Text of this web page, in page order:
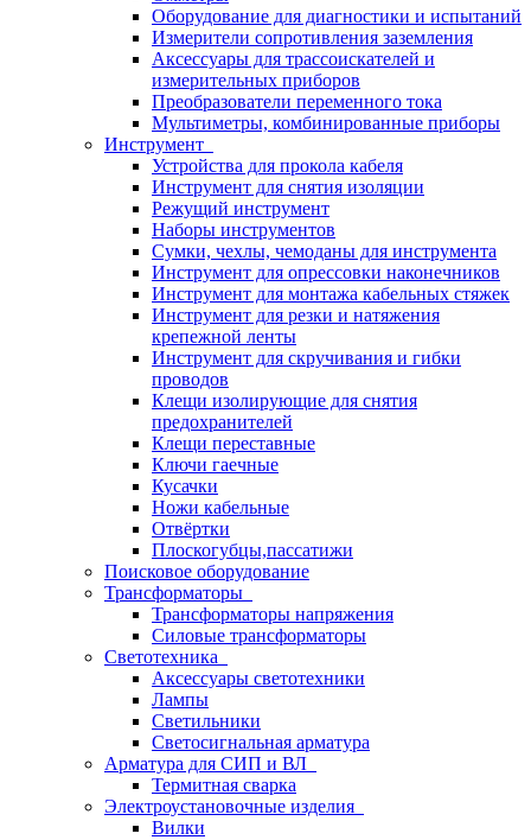
Оборудование для диагностики и испытаний
Измерители сопротивления заземления
Аксессуары для трассоискателей и
измерительных приборов
Преобразователи переменного тока
Мультиметры, комбинированные приборы
Инструмент
Устройства для прокола кабеля
Инструмент для снятия изоляции
Режущий инструмент
Наборы инструментов
Сумки, чехлы, чемоданы для инструмента
Инструмент для опрессовки наконечников
Инструмент для монтажа кабельных стяжек
Инструмент для резки и натяжения
крепежной ленты
Инструмент для скручивания и гибки
проводов
Клещи изолирующие для снятия
предохранителей
Клещи переставные
Ключи гаечные
Кусачки
Ножи кабельные
Отвёртки
Плоскогубцы,пассатижи
Поисковое оборудование
Трансформаторы
Трансформаторы напряжения
Силовые трансформаторы
Светотехника
Аксессуары светотехники
Лампы
Светильники
Светосигнальная арматура
Арматура для СИП и ВЛ
Термитная сварка
Электроустановочные изделия
Вилки